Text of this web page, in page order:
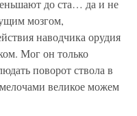
до ста… да и не
мозгом,
наводчика орудия
Мог он только
поворот ствола в
великое можем